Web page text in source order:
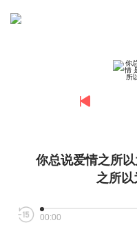
你总说爱情之所
之所以
00:00